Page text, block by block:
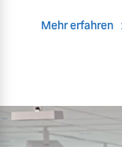
Mehr erfahren